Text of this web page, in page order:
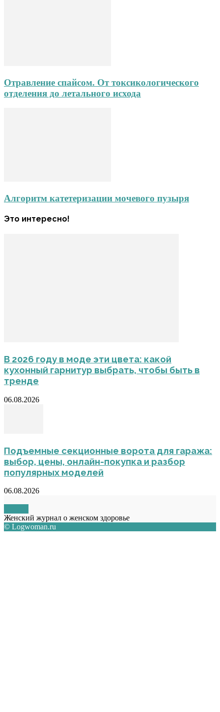
Отравление спайсом. От токсикологического
отделения до летального исхода
Алгоритм катетеризации мочевого пузыря
Это интересно!
В 2026 году в моде эти цвета: какой
кухонный гарнитур выбрать, чтобы быть в
тренде
06.08.2026
Подъемные секционные ворота для гаража:
выбор, цены, онлайн-покупка и разбор
популярных моделей
06.08.2026
Женский журнал о женском здоровье
© Logwoman.ru